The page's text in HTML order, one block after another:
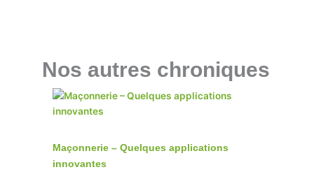
Nos autres chroniques
Maçonnerie – Quelques applications
innovantes